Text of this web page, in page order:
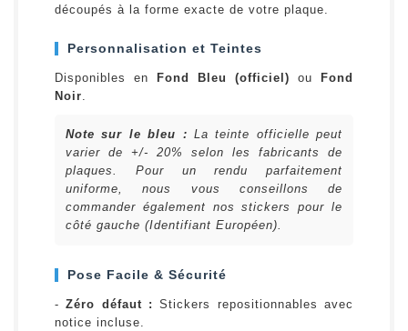
découpés à la forme exacte de votre plaque.
Personnalisation et Teintes
Disponibles en Fond Bleu (officiel) ou
Fond
Noir.
Note sur le bleu : La teinte officielle peut
varier de +/- 20% selon les fabricants de
plaques. Pour un rendu parfaitement
uniforme, nous vous conseillons de
commander également nos stickers pour le
côté gauche (Identifiant Européen).
Pose Facile & Sécurité
-Zéro défaut : Stickers repositionnables avec
notice incluse.